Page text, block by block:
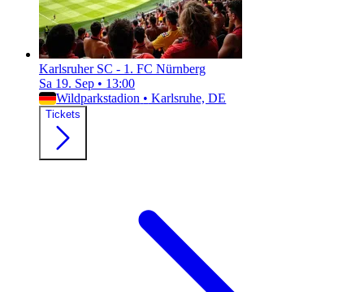
Karlsruher SC - 1. FC Nürnberg
Sa 19. Sep • 13:00
Wildparkstadion • Karlsruhe, DE
Tickets